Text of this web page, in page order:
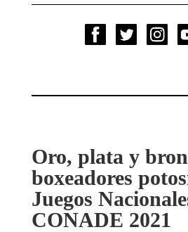
Oro, plata y
boxeadores
Juegos
CONADE 2021